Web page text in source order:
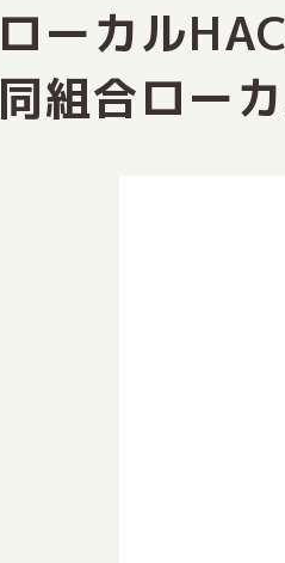
ローカル
同組合ロー